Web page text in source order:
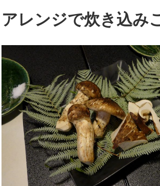
アレンジで炊き込み